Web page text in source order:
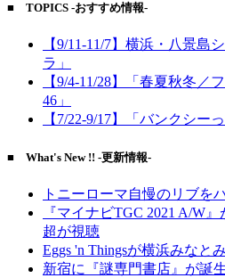
■ TOPICS -おすすめ情報-
【9/11-11/7】横浜・八景島
ラ」
【9/4-11/28】「春夏秋冬
46」
【7/22-9/17】「バンクシー
■ What's New !! -更新情報-
トニーローマ自慢のリブを
『マイナビTGC 2021 A/W
超が視聴
Eggs 'n Thingsが横浜みなと
新宿に『謎専門書店』が誕